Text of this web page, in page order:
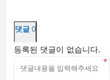
댓글 0
등록된 댓글이 없습니다.